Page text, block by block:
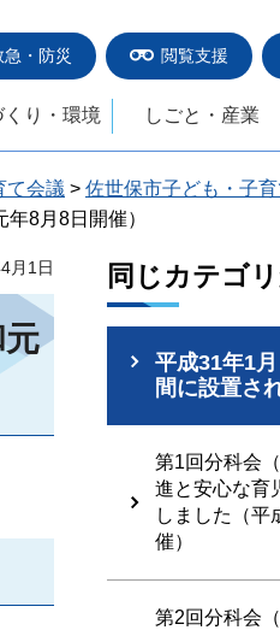
急・防災 閲覧支援
くり・環境 しごと・産業
て会議 > 佐世保市子ども・子
8月8日開催）
月1日 同じカテゴ
平成31年1
間に設置さ
第1回分科会
進と安心な育
しました（平
催）
第2回分科会